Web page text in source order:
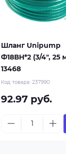
Шланг Unipump
Ф18ВН*2 (3/4", 25
13468
Код товара: 237990
92.97 руб.